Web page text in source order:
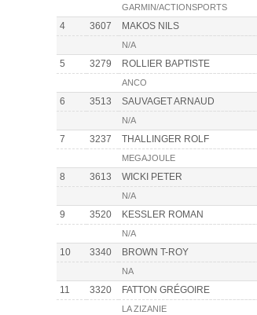
GARMIN/ACTIONSPORTS
4 3607 MAKOS NILS
N/A
5 3279 ROLLIER BAPTISTE
ANCO
6 3513 SAUVAGET ARNAUD
N/A
7 3237 THALLINGER ROLF
MEGAJOULE
8 3613 WICKI PETER
N/A
9 3520 KESSLER ROMAN
N/A
10 3340 BROWN T-ROY
NA
11 3320 FATTON GRÉGOIRE
LA ZIZANIE